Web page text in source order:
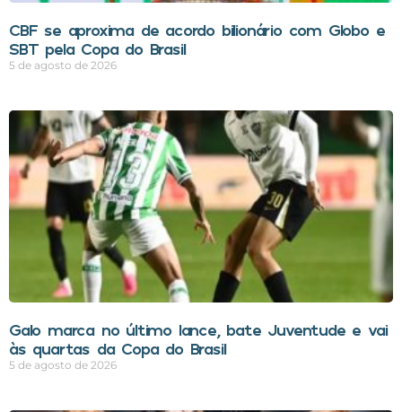
CBF se aproxima de acordo bilionário com Globo e
SBT pela Copa do Brasil
5 de agosto de 2026
Galo marca no último lance, bate Juventude e vai
às quartas da Copa do Brasil
5 de agosto de 2026